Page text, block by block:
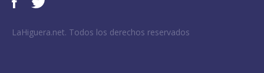
LaHiguera.net. Todos los derechos reservados